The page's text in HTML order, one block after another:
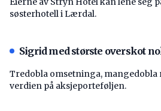
søsterhotell i Lærdal.
Sigrid med største overskot
Tredobla omsetninga, mangedobla
verdien på aksjeporteføljen.